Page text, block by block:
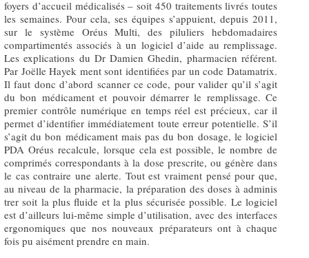
foyers d’accueil médicalisés – soit 450 traitements livrés toutes
les semaines. Pour cela, ses équipes s’appuient, depuis 2011,
sur le système Oréus Multi, des piluliers hebdomadaires
compartimentés associés à un logiciel d’aide au remplissage.
Les explications du Dr Damien Ghedin, pharmacien référent.
Par Joëlle Hayek ment sont identifiées par un code Datamatrix.
Il faut donc d’abord scanner ce code, pour valider qu’il s’agit
du bon médicament et pouvoir démarrer le remplissage. Ce
premier contrôle numérique en temps réel est précieux, car il
permet d’identifier immédiatement toute erreur potentielle. S’il
s’agit du bon médicament mais pas du bon dosage, le logiciel
PDA Oréus recalcule, lorsque cela est possible, le nombre de
comprimés correspondants à la dose prescrite, ou génère dans
le cas contraire une alerte. Tout est vraiment pensé pour que,
au niveau de la pharmacie, la préparation des doses à adminis
trer soit la plus fluide et la plus sécurisée possible. Le logiciel
est d’ailleurs lui-même simple d’utilisation, avec des interfaces
ergonomiques que nos nouveaux préparateurs ont à chaque
fois pu aisément prendre en main.